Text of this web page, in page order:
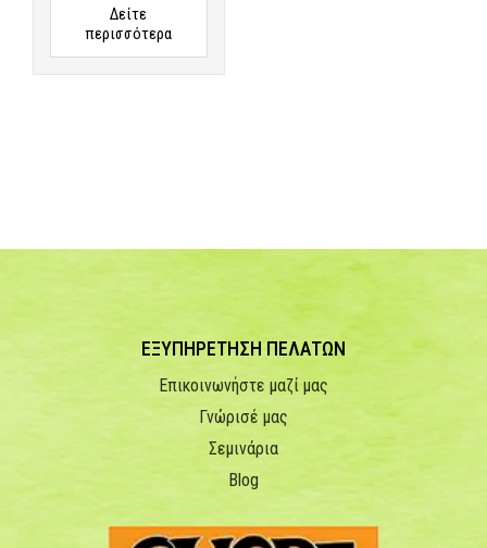
Δείτε
περισσότερα
ΕΞΥΠΗΡΕΤΗΣΗ ΠΕΛΑΤΩΝ
Επικοινωνήστε μαζί μας
Γνώρισέ μας
Σεμινάρια
Blog